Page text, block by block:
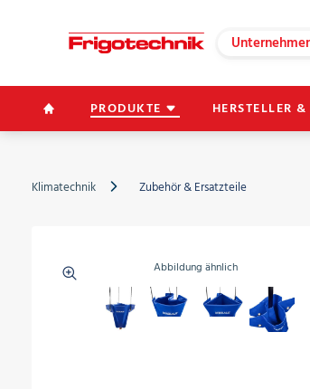
PRODUKTE HERSTELLER
Klimatechnik Zubehör & Ersatzteile
Abbildung ähnlich